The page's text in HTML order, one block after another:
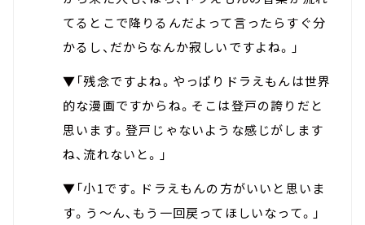
てるとこで降りるんだよって言ったらすぐ分
かるし、だからなんか寂しいですよね。」
▼「残念ですよね。やっぱりドラえもんは世界
的な漫画ですからね。そこは登戸の誇りだと
思います。登戸じゃないような感じがします
ね、流れないと。」
▼「小1です。ドラえもんの方がいいと思いま
す。う～ん、もう一回戻ってほしいなって。」